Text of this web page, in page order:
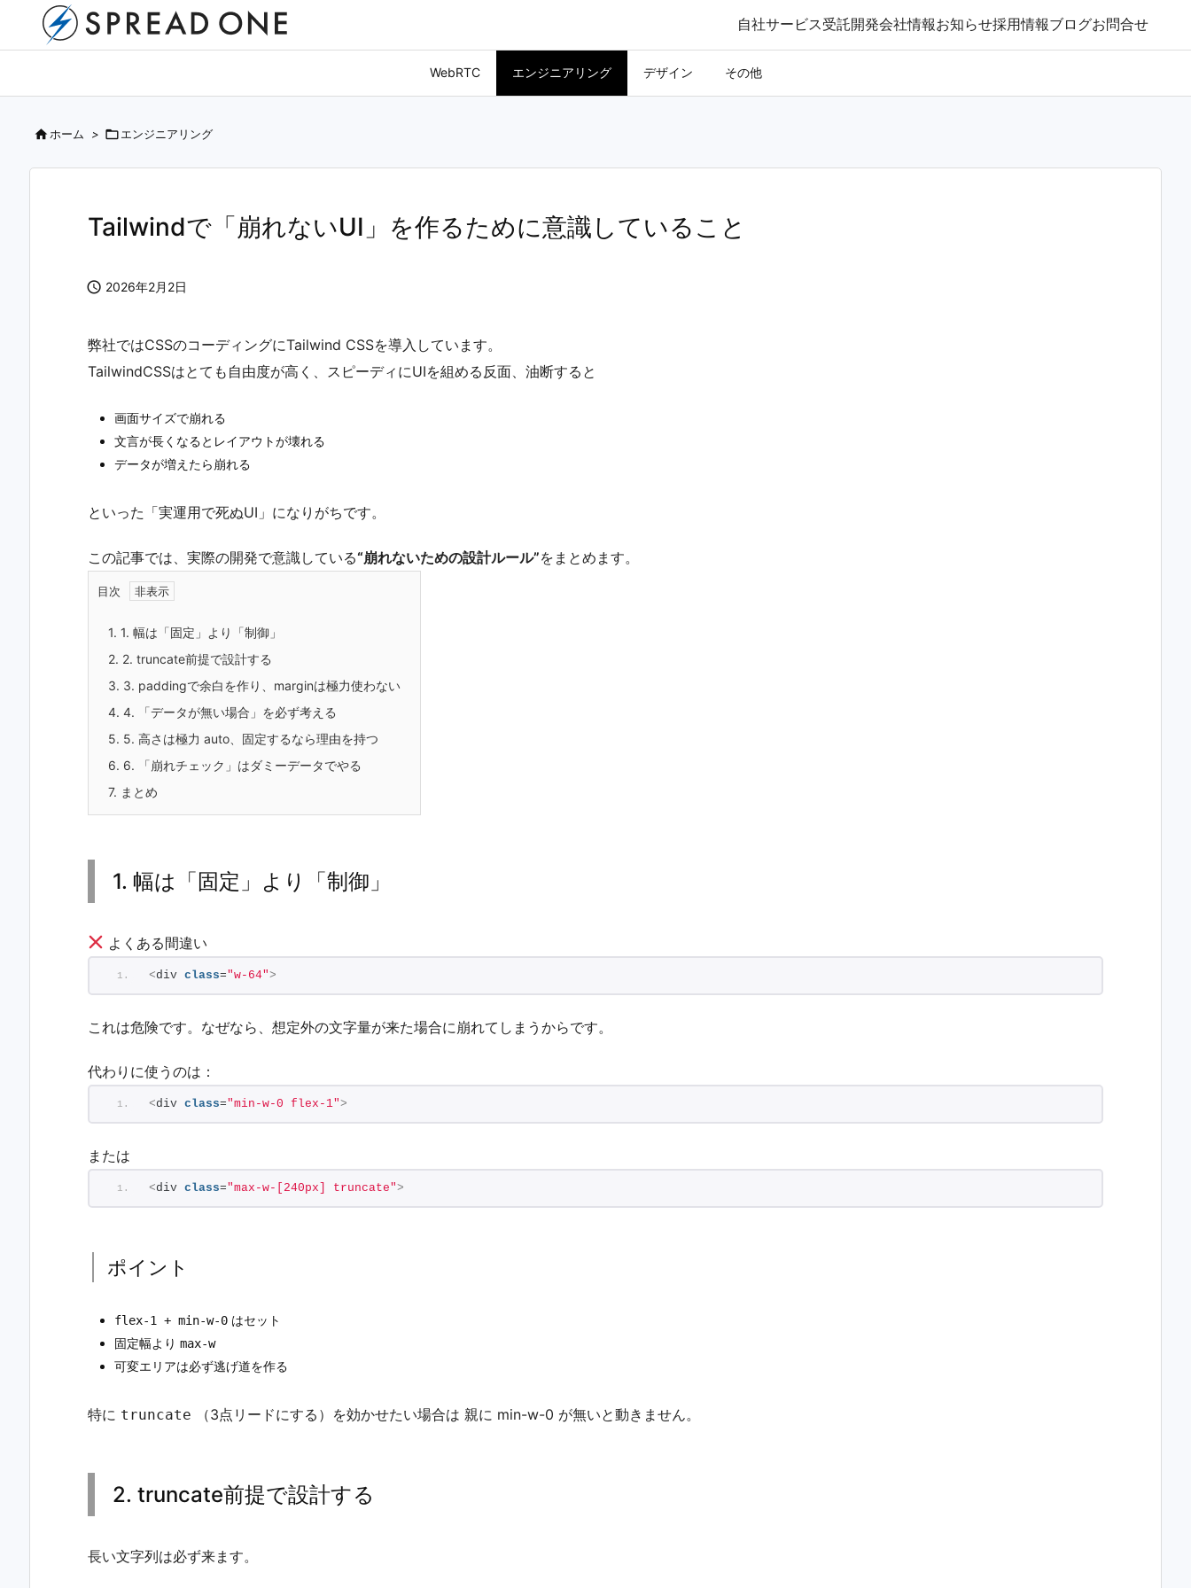
自社サービス受託開発会社情報お知らせ採用情報ブログお問合せ
WebRTC エンジニアリング デザイン その他
ホーム > エンジニアリング
Tailwindで「崩れないUI」を作るために意識していること
 2026年2月2日
弊社ではCSSのコーディングにTailwind CSSを導入しています。
TailwindCSSはとても自由度が高く、スピーディにUIを組める反面、油断すると
画面サイズで崩れる
文言が長くなるとレイアウトが壊れる
データが増えたら崩れる
といった「実運用で死ぬUI」になりがちです。
この記事では、実際の開発で意識している“崩れないための設計ルール”をまとめます。
目次
1. 1. 幅は「固定」より「制御」
2. 2. truncate前提で設計する
3. 3. paddingで余白を作り、marginは極力使わない
4. 4. 「データが無い場合」を必ず考える
5. 5. 高さは極力 auto、固定するなら理由を持つ
6. 6. 「崩れチェック」はダミーデータでやる
7. まとめ
1. 幅は「固定」より「制御」
よくある間違い
<div class="w-64">
これは危険です。なぜなら、想定外の文字量が来た場合に崩れてしまうからです。
代わりに使うのは：
<div class="min-w-0 flex-1">
または
<div class="max-w-[240px] truncate">
ポイント
flex-1 + min-w-0 はセット
固定幅より max-w
可変エリアは必ず逃げ道を作る
特に truncate （3点リードにする）を効かせたい場合は 親に min-w-0 が無いと動きません。
2. truncate前提で設計する
長い文字列は必ず来ます。